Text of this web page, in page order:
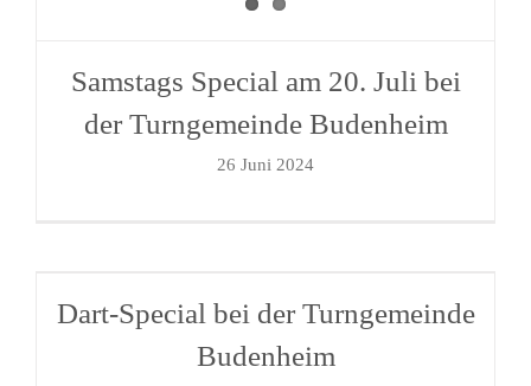
Samstags Special am 20. Juli bei
der Turngemeinde Budenheim
26 Juni 2024
Dart-Special bei der Turngemeinde
Budenheim